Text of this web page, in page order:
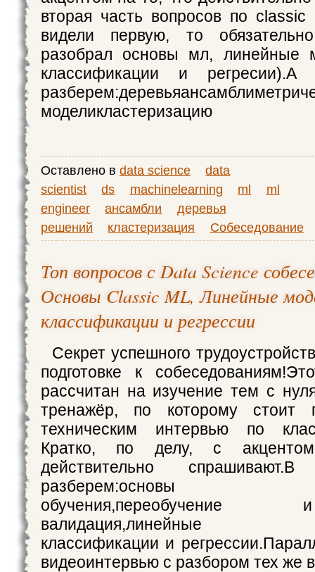
вторая часть вопросов по
видели первую, то
разобрал основы мл, линейные
классификации и
моделикластеризацию
Оставлено в data science
data
scientist
ds machinelearning ml
ml
engineer
ансамбли
деревья
решений
кластеризация Собеседование
Топ вопросов с Data Science
Основы Classic ML, Линейные
классификации и регрессии
Секрет успешного
подготовке к
рассчитан на изучение тем с
тренажёр, по которому стоит
техническим интервью по
Кратко, по делу, с
действительно
разберем:основы
валидация,линейные
классификации и
видеоинтервью с разбором тех же